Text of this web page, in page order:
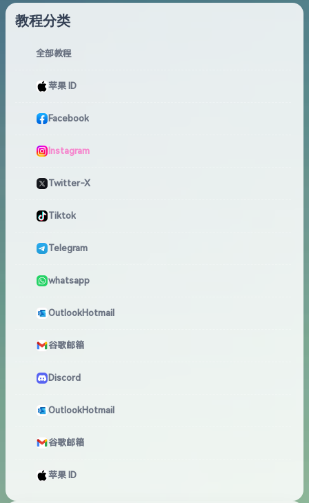
教程分类
全部教程
苹果 ID
Facebook
Instagram
Twitter-X
Tiktok
Telegram
whatsapp
OutlookHotmail
谷歌邮箱
Discord
OutlookHotmail
谷歌邮箱
苹果 ID